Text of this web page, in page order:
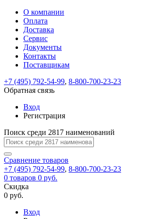
ВходРегистрация
Только
test@example.com
отправлена
по
ней
для
регистрации.
Ок
Только
Запомнить
меня
Забыли
Восстановление
пароля
Заполните
форму.
Мы
отправим
ссылку
на
указанный
электронный
адрес,
перейдя
по
которой
вы
новый
На
вашу
test@test.ru
отправлена
ссылка.
Перейдите
по
для
смены
пароля.
Введите
новый
пароль
Сменить
Пароль
успешно
Войти
Обратная
связь
Сообщение
пользовательского
соглашения
Ваше
сообщение
успешно
О компании
Оплата
Доставка
Сервис
Документы
Контакты
Поставщикам
+7 (495) 792-54-99, 8-800-700-23-23
Обратная связь
Вход
Регистрация
Поиск среди 2817 наименований
Сравнение товаров
+7 (495) 792-54-99, 8-800-700-23-23
0 товаров 0 руб.
Скидка
0 руб.
Вход